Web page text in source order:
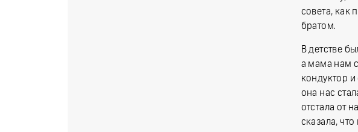
совета, как
братом.
В детстве
а мама нам
кондуктор и
она нас
отстала от
сказала,